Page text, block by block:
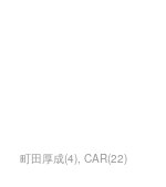
町田厚成(4) CAR(22)